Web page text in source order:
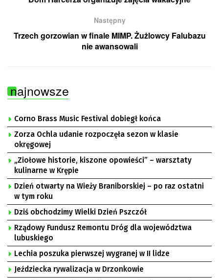
Następny
Trzech gorzowian w finale MIMP. Żużlowcy Falubazu
nie awansowali
najnowsze
Corno Brass Music Festival dobiegł końca
Zorza Ochla udanie rozpoczęła sezon w klasie
okręgowej
„Ziołowe historie, kiszone opowieści” – warsztaty
kulinarne w Krępie
Dzień otwarty na Wieży Braniborskiej – po raz ostatni
w tym roku
Dziś obchodzimy Wielki Dzień Pszczół
Rządowy Fundusz Remontu Dróg dla województwa
lubuskiego
Lechia poszuka pierwszej wygranej w II lidze
Jeździecka rywalizacja w Drzonkowie